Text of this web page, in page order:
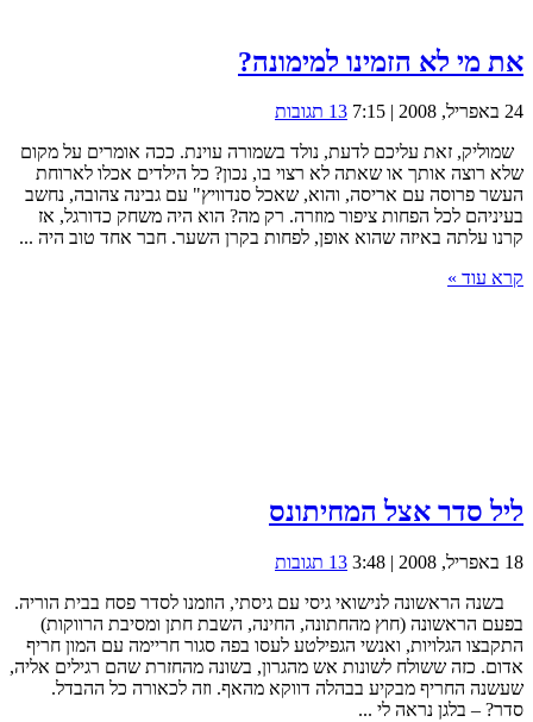
את מי לא הזמינו למימונה?
24 באפריל, 2008 | 7:15
13 תגובות
שמוליק, זאת עליכם לדעת, נולד בשמורה עוינת. ככה אומרים על מקום
שלא רוצה אותך או שאתה לא רצוי בו, נכון? כל הילדים אכלו לארוחת
העשר פרוסה עם אריסה, והוא, שאכל סנדוויץ" עם גבינה צהובה, נחשב
בעיניהם לכל הפחות ציפור מוזרה. רק מה? הוא היה משחק כדורגל, אז
קרנו עלתה באיזה שהוא אופן, לפחות בקרן השער. חבר אחד טוב היה ...
קרא עוד »
ליל סדר אצל המחיתונס
18 באפריל, 2008 | 3:48
13 תגובות
בשנה הראשונה לנישואי גיסי עם גיסתי, הוזמנו לסדר פסח בבית הוריה.
בפעם הראשונה (חוץ מהחתונה, החינה, השבת חתן ומסיבת הרווקות)
התקבצו הגלויות, ואנשי הגפילטע לעסו בפה סגור חריימה עם המון חריף
אדום. כזה ששולח לשונות אש מהגרון, בשונה מהחזרת שהם רגילים אליה,
שעשנה החריף מבקיע בבהלה דווקא מהאף. וזה לכאורה כל ההבדל.
סדר? – בלגן נראה לי ...